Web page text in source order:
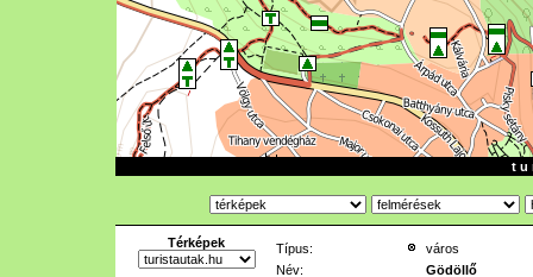
t u
Térképek Típus:
város
Név:
Gödöllő